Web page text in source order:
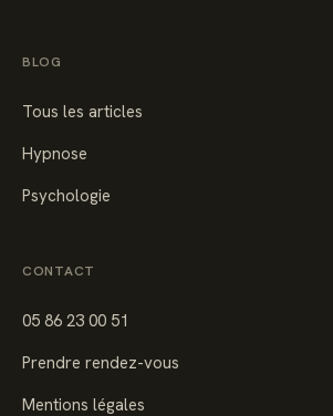
BLOG
Tous les articles
Hypnose
Psychologie
CONTACT
05 86 23 00 51
Prendre rendez-vous
Mentions légales